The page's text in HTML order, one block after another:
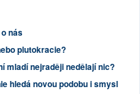
nás
plutokracie?
mladí nejraději nedělají nic?
hledá novou podobu i smysl